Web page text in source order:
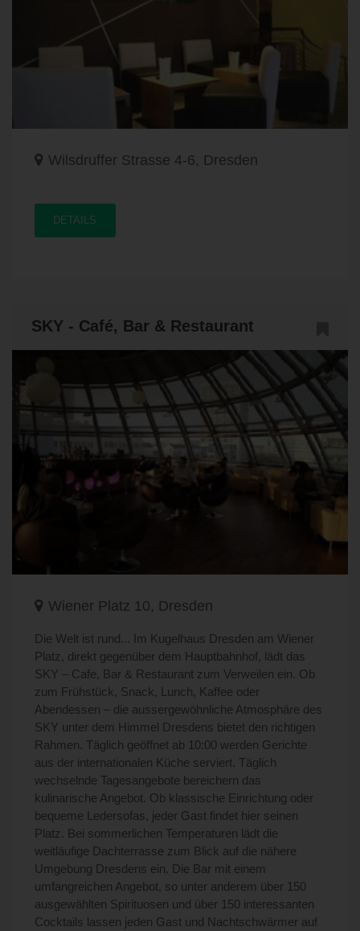
Wilsdruffer Strasse 4-6, Dresden
DETAILS
SKY - Café, Bar & Restaurant
Wiener Platz 10, Dresden
Die Welt ist rund... Im Kugelhaus Dresden am Wiener
Platz, direkt gegenüber dem Hauptbahnhof, lädt das
SKY – Cafe, Bar & Restaurant zum Verweilen ein. Ob
zum Frühstück, Snack, Lunch, Kaffee oder
Abendessen – die aussergewöhnliche Atmosphäre des
SKY unter dem Himmel Dresdens bietet den richtigen
Rahmen. Täglich geöffnet ab 10:00 werden Gerichte
aus der internationalen Küche serviert. Täglich
wechselnde Tagesangebote bereichern das
kulinarische Angebot. Ob klassische Einrichtung oder
bequeme Ledersofas, jeder Gast findet hier seinen
Platz. Bei sommerlichen Temperaturen lädt die
weitläufige Dachterrasse zum Blick auf die nähere
Umgebung Dresdens ein. Die Bar mit einem
umfangreichen Angebot, so unter anderem über 150
ausgewählten Spirituosen und über 150 interessanten
Cocktails lassen jeden Gast und Nachtschwärmer auf